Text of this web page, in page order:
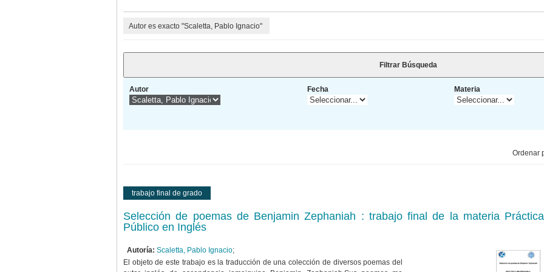
Autor es exacto "Scaletta, Pablo Ignacio"
Filtrar Búsqueda
Autor Fecha Materia
Ordenar
trabajo final de grado
Selección de poemas de Benjamin Zephaniah : trabajo final de la materia
Público en Inglés
Autoría: Scaletta, Pablo Ignacio;
El objeto de este trabajo es la traducción de una colección de diversos poemas del